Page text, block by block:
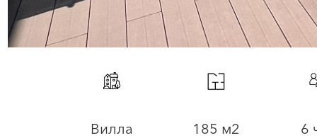
Вилла 185 м2 6